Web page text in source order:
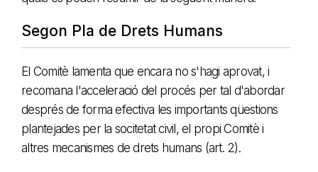
Segon Pla de Drets Humans
El Comitè lamenta que encara no s'hagi aprovat, i
recomana l'acceleració del procés per tal d'abordar
després de forma efectiva les importants qüestions
plantejades per la socitetat civil, el propi Comitè i
altres mecanismes de drets humans (art. 2).